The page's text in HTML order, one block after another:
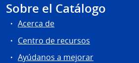
Sobre el Catálogo
Acerca de
Centro de recursos
Ayúdanos a mejorar